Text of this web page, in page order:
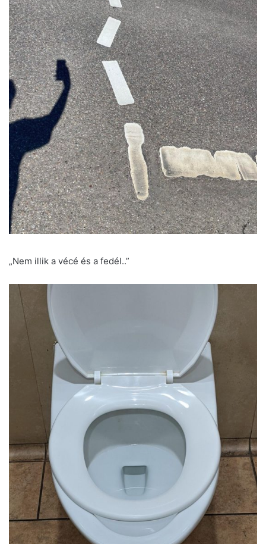
„Nem illik a vécé és a fedél..”